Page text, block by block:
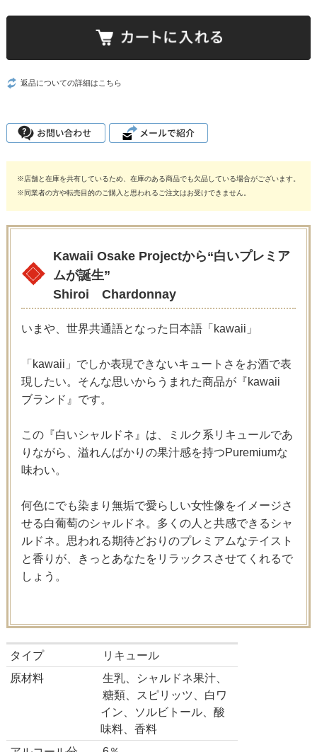
返品についての詳細はこちら
※店舗と在庫を共有しているため、在庫のある商品でも欠品している場合がございます。
※同業者の方や転売目的のご購入と思われるご注文はお受けできません。
Kawaii Osake Projectから“白いプレミア
ムが誕生”
Shiroi Chardonnay
いまや、世界共通語となった日本語「kawaii」
「kawaii」でしか表現できないキュートさをお酒で表
現したい。そんな思いからうまれた商品が『kawaii
ブランド』です。
この『白いシャルドネ』は、ミルク系リキュールであ
りながら、溢れんばかりの果汁感を持つPuremiumな
味わい。
何色にでも染まり無垢で愛らしい女性像をイメージさ
せる白葡萄のシャルドネ。多くの人と共感できるシャ
ルドネ。思われる期待どおりのプレミアムなテイスト
と香りが、きっとあなたをリラックスさせてくれるで
しょう。
タイプ
リキュール
原材料
生乳、シャルドネ果汁、
糖類、スピリッツ、白ワ
イン、ソルビトール、酸
味料、香料